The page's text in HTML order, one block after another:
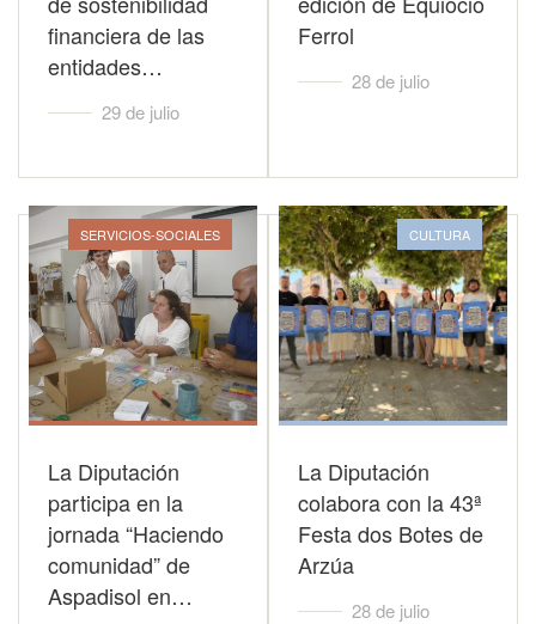
financiera de las
entidades…
29 de julio
Ferrol
28 de julio
SERVICIOS-SOCIALES
La Diputación
participa en la
jornada “Haciendo
comunidad” de
Aspadisol en…
CULTURA
La Diputación
colabora con la 43ª
Festa dos Botes de
Arzúa
28 de julio